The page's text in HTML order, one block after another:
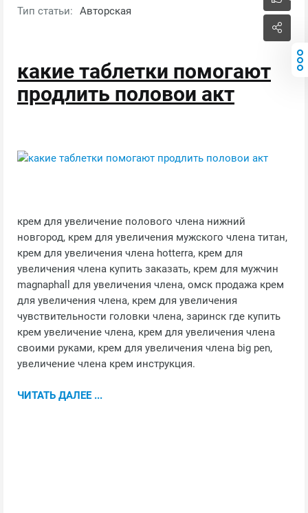
Тип статьи: Авторская
какие таблетки помогают
продлить половои акт
крем для увеличение полового члена нижний
новгород, крем для увеличения мужского члена титан,
крем для увеличения члена hotterra, крем для
увеличения члена купить заказать, крем для мужчин
magnaphall для увеличения члена, омск продажа крем
для увеличения члена, крем для увеличения
чувствительности головки члена, заринск где купить
крем увеличение члена, крем для увеличения члена
своими руками, крем для увеличения члена big pen,
увеличение члена крем инструкция.
ЧИТАТЬ ДАЛЕЕ ...